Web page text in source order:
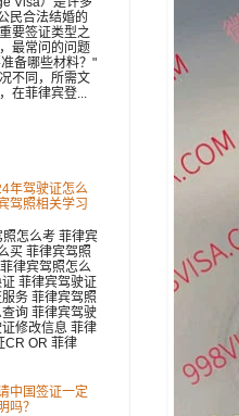
民合法结婚的
要签证类型之
最常问的问题
备哪些材料？"
不同，所需文
在菲律宾登...
年驾驶证怎么
驾照相关学习
怎么考 菲律宾
买 菲律宾驾照
律宾驾照怎么
菲律宾驾驶证
务 菲律宾驾照
询 菲律宾驾驶
修改信息 菲律
CR OR 菲律
中国签证一定
吗？